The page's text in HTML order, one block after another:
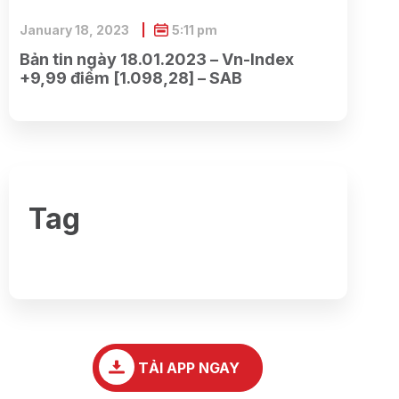
Bản tin ngày 18.01.2023 – Vn-Index
+9,99 điểm [1.098,28] – SAB
January 18, 2023 5:11 pm
Tag
TẢI APP NGAY